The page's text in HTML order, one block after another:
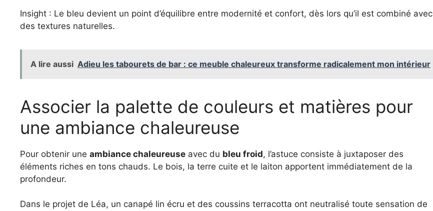
Insight : Le bleu devient un point d’équilibre entre modernité et confort, dès lors qu’il est combiné avec
des textures naturelles.
A lire aussi Adieu les tabourets de bar : ce meuble chaleureux transforme radicalement mon intérieur
Associer la palette de couleurs et matières pour
une ambiance chaleureuse
Pour obtenir une ambiance chaleureuse avec du bleu froid, l’astuce consiste à juxtaposer des
éléments riches en tons chauds. Le bois, la terre cuite et le laiton apportent immédiatement de la
profondeur.
Dans le projet de Léa, un canapé lin écru et des coussins terracotta ont neutralisé toute sensation de